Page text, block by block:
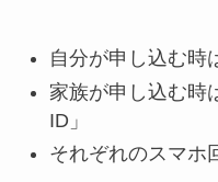
自分が申し込む時
家族が申し込む時
ID」
それぞれのスマホ